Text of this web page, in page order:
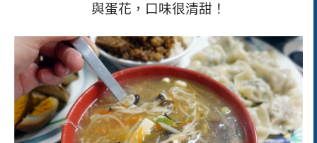
與蛋花，口味很清甜！